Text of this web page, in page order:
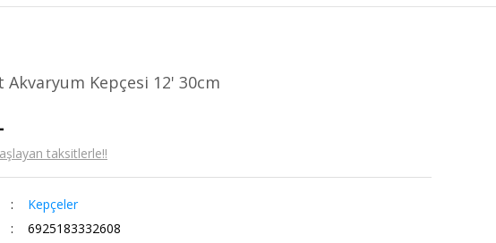
Akvaryum Kepçesi 12' 30cm
taksitlerle!!
Kepçeler
6925183332608